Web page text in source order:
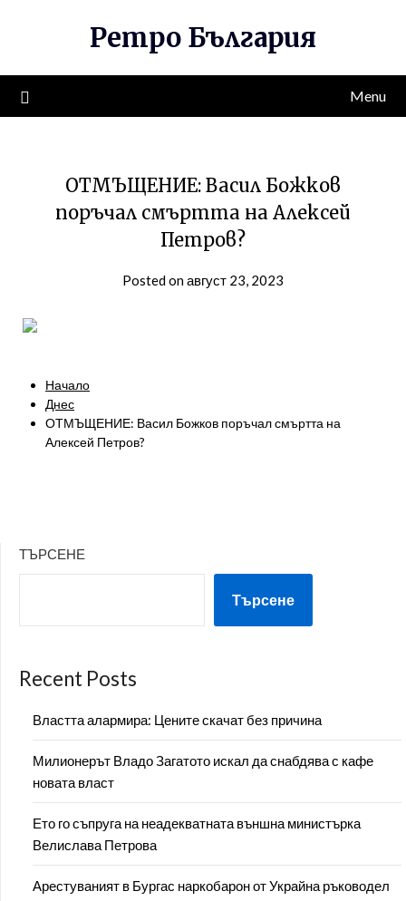
Ретро България
Menu
ОТМЪЩЕНИЕ: Васил Божков
поръчал смъртта на Алексей
Петров?
Posted on август 23, 2023
Начало
Днес
ОТМЪЩЕНИЕ: Васил Божков поръчал смъртта на
Алексей Петров?
ТЪРСЕНЕ
Търсене
Recent Posts
Властта алармира: Цените скачат без причина
Милионерът Владо Загатото искал да снабдява с кафе
новата власт
Ето го съпруга на неадекватната външна министърка
Велислава Петрова
Арестуваният в Бургас наркобарон от Украйна ръководел